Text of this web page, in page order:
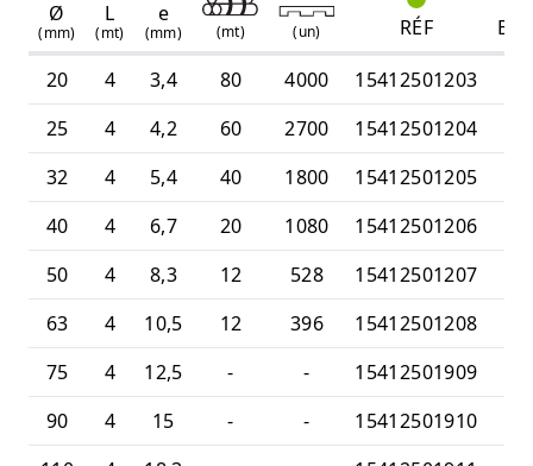
Ø
(mm)
L
(mt)
e
(mm) (mt) (un) RÉF
20
4 3,4 80 4000
15412501203
25
4 4,2 60 2700
15412501204
32
4 5,4 40 1800
15412501205
40
4 6,7 20 1080
15412501206
50
4 8,3 12 528
15412501207
63
4 10,5 12 396
15412501208
75
4 12,5 - -
15412501909
90
4 15 - -
15412501910